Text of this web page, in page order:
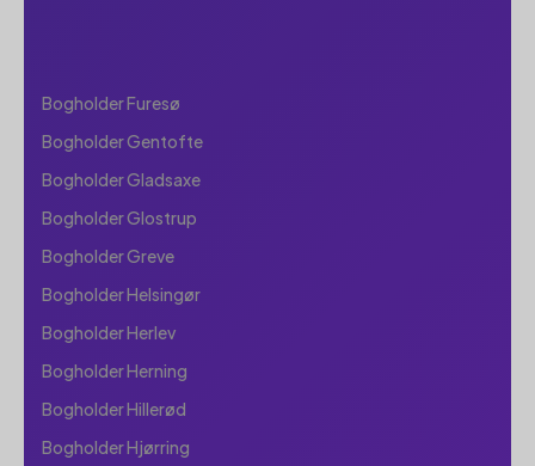
Bogholder Furesø
Bogholder Gentofte
Bogholder Gladsaxe
Bogholder Glostrup
Bogholder Greve
Bogholder Helsingør
Bogholder Herlev
Bogholder Herning
Bogholder Hillerød
Bogholder Hjørring